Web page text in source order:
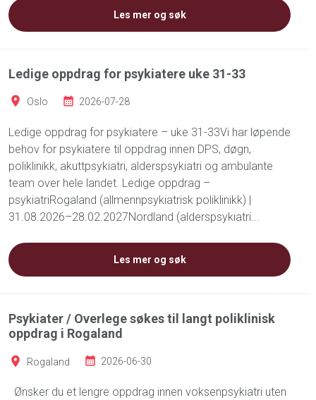
Les mer og søk
Ledige oppdrag for psykiatere uke 31-33
Oslo 2026-07-28
Ledige oppdrag for psykiatere – uke 31-33Vi har løpende
behov for psykiatere til oppdrag innen DPS, døgn,
poliklinikk, akuttpsykiatri, alderspsykiatri og ambulante
team over hele landet. Ledige oppdrag –
psykiatriRogaland (allmennpsykiatrisk poliklinikk) |
31.08.2026–28.02.2027Nordland (alderspsykiatri...
Les mer og søk
Psykiater / Overlege søkes til langt poliklinisk
oppdrag i Rogaland
Rogaland 2026-06-30
Ønsker du et lengre oppdrag innen voksenpsykiatri uten